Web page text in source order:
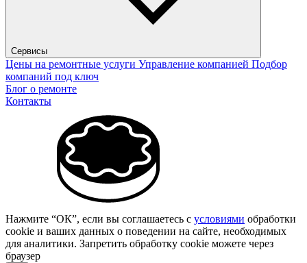
Сервисы
Цены на ремонтные услуги Управление компанией Подбор
компаний под ключ
Блог о ремонте
Контакты
Нажмите “ОК”, если вы соглашаетесь с условиями обработки
cookie и ваших данных о поведении на сайте, необходимых
для аналитики. Запретить обработку cookie можете через
браузер